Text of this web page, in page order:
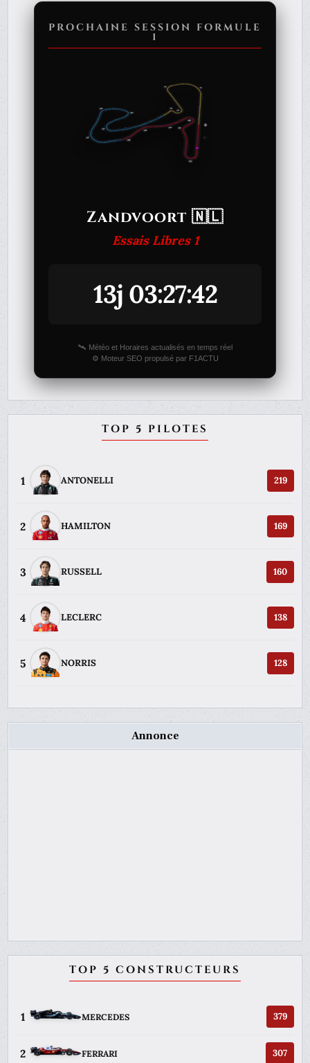
PROCHAINE SESSION FORMULE
1
Zandvoort 🇳🇱
Essais Libres 1
13j 03:27:42
🛰️ Météo et Horaires actualisés en temps réel
⚙️ Moteur SEO propulsé par F1ACTU
TOP 5 PILOTES
1 ANTONELLI 219
2 HAMILTON 169
3 RUSSELL 160
4 LECLERC 138
5 NORRIS 128
Annonce
TOP 5 CONSTRUCTEURS
1 MERCEDES 379
2 FERRARI 307